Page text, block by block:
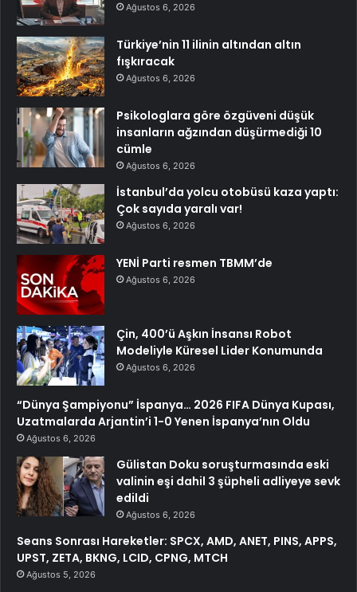
Ağustos 6, 2026
Türkiye’nin 11 ilinin altından altın
fışkıracak
Ağustos 6, 2026
Psikologlara göre özgüveni düşük
insanların ağzından düşürmediği 10
cümle
Ağustos 6, 2026
İstanbul’da yolcu otobüsü kaza yaptı:
Çok sayıda yaralı var!
Ağustos 6, 2026
YENİ Parti resmen TBMM’de
Ağustos 6, 2026
Çin, 400’ü Aşkın İnsansı Robot
Modeliyle Küresel Lider Konumunda
Ağustos 6, 2026
“Dünya Şampiyonu” İspanya… 2026 FIFA Dünya Kupası,
Uzatmalarda Arjantin’i 1-0 Yenen İspanya’nın Oldu
Ağustos 6, 2026
Gülistan Doku soruşturmasında eski
valinin eşi dahil 3 şüpheli adliyeye sevk
edildi
Ağustos 6, 2026
Seans Sonrası Hareketler: SPCX, AMD, ANET, PINS, APPS,
UPST, ZETA, BKNG, LCID, CPNG, MTCH
Ağustos 5, 2026